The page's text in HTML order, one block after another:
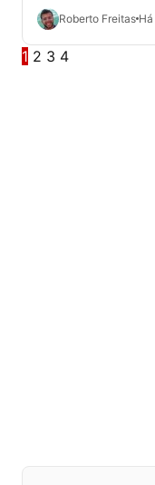
falta para conseguir...
Roberto Freitas
1 2 3 4